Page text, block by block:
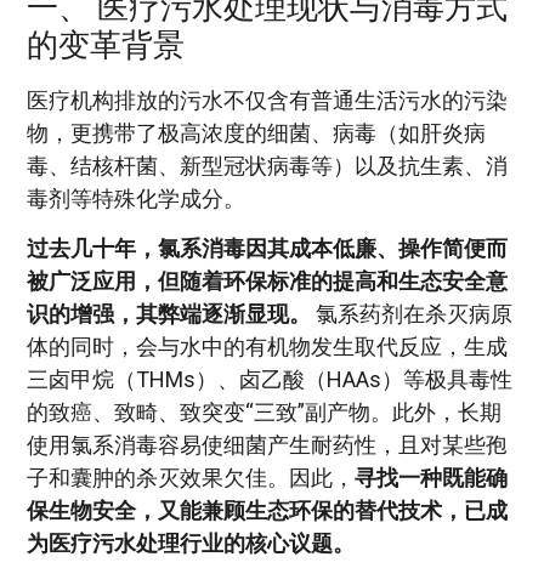
一、 医疗污水处理现状与消毒方式
的变革背景
医疗机构排放的污水不仅含有普通生活污水的污染
物，更携带了极高浓度的细菌、病毒（如肝炎病
毒、结核杆菌、新型冠状病毒等）以及抗生素、消
毒剂等特殊化学成分。
过去几十年，氯系消毒因其成本低廉、操作简便而
被广泛应用，但随着环保标准的提高和生态安全意
识的增强，其弊端逐渐显现。
氯系药剂在杀灭病原
体的同时，会与水中的有机物发生取代反应，生成
三卤甲烷（THMs）、卤乙酸（HAAs）等极具毒性
的致癌、致畸、致突变“三致”副产物。此外，长期
使用氯系消毒容易使细菌产生耐药性，且对某些孢
子和囊肿的杀灭效果欠佳。因此， 寻找一种既能确
保生物安全，又能兼顾生态环保的替代技术，已成
为医疗污水处理行业的核心议题。